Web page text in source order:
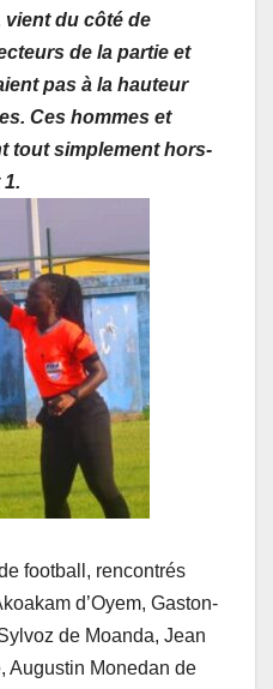
du côté de
de la partie et
pas à la hauteur
Ces hommes et
tout simplement hors-
football, rencontrés
d’Oyem, Gaston-
de Moanda, Jean
Augustin Monedan de